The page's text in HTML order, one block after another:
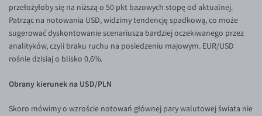
EUR/DKK
EUR/NOK
EUR/SEK
EUR/AUD
EUR/BGN
EUR/CAD
przełożyłoby się na niższą o 50 pkt bazowych stopę od aktualnej.
Patrząc na notowania USD, widzimy tendencję spadkową, co może
sugerować dyskontowanie scenariusza bardziej oczekiwanego przez
analityków, czyli braku ruchu na posiedzeniu majowym. EUR/USD
rośnie dzisiaj o blisko 0,6%.
Obrany kierunek na USD/PLN
Skoro mówimy o wzroście notowań głównej pary walutowej świata nie